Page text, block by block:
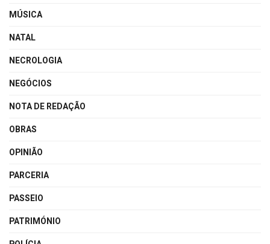
MÚSICA
NATAL
NECROLOGIA
NEGÓCIOS
NOTA DE REDAÇÃO
OBRAS
OPINIÃO
PARCERIA
PASSEIO
PATRIMÓNIO